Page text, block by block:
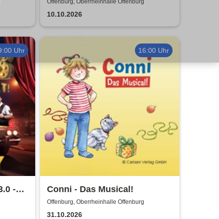
Offenburg, Oberrheinhalle Offenburg
10.10.2026
Uhr
-
16:00 Uhr
Conni - Das Musical!
Offenburg, Oberrheinhalle Offenburg
31.10.2026